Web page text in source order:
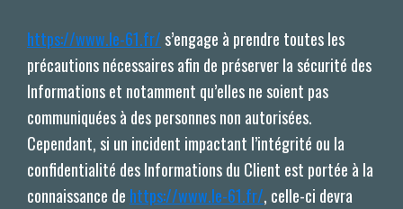
https://www.le-61.fr/ s’engage à prendre toutes les
précautions nécessaires afin de préserver la sécurité des
Informations et notamment qu’elles ne soient pas
communiquées à des personnes non autorisées.
Cependant, si un incident impactant l’intégrité ou la
confidentialité des Informations du Client est portée à la
connaissance de https://www.le-61.fr/, celle-ci devra